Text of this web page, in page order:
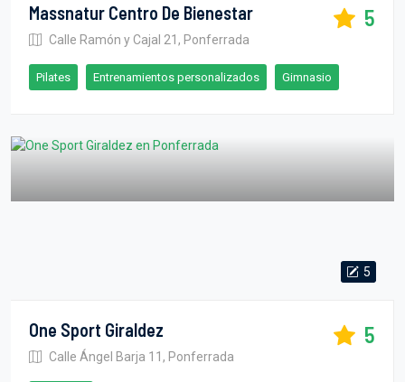
Massnatur Centro De Bienestar
Calle Ramón y Cajal 21, Ponferrada
5
Pilates Entrenamientos personalizados Gimnasio
5
One Sport Giraldez
Calle Ángel Barja 11, Ponferrada
5